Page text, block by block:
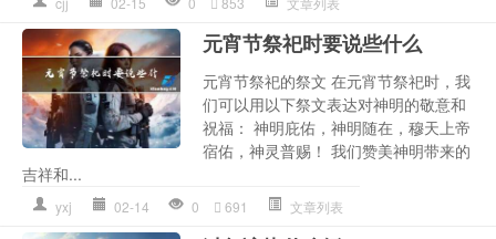
元宵节祭祀时要说些什么
元宵节祭祀的祭文 在元宵节祭祀时，我
们可以用以下祭文表达对神明的敬意和
祝福： 神明庇佑，神明随在，穆天上帝
宿佑，神灵普赐！ 我们赞美神明带来的
吉祥和...
yxj 02-14 0 691 文章列表